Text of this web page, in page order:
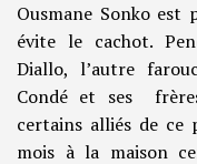
Ousmane Sonko est
évite le cachot.
Diallo, l’autre
Condé et ses
certains alliés de ce
mois à la maison